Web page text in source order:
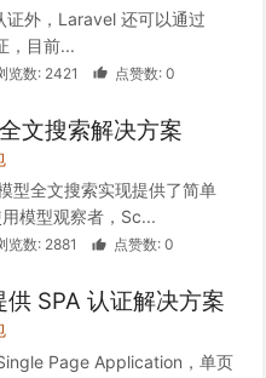
证外，Laravel 还可以通过
，目前...
览数: 2421 点赞数: 0
文搜索解决方案
型全文搜索实现提供了简单
模型观察者，Sc...
览数: 2881 点赞数: 0
SPA 认证解决方案
Page Application，单页